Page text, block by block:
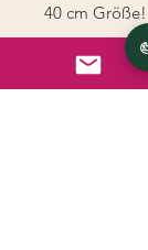
40 cm Größe!